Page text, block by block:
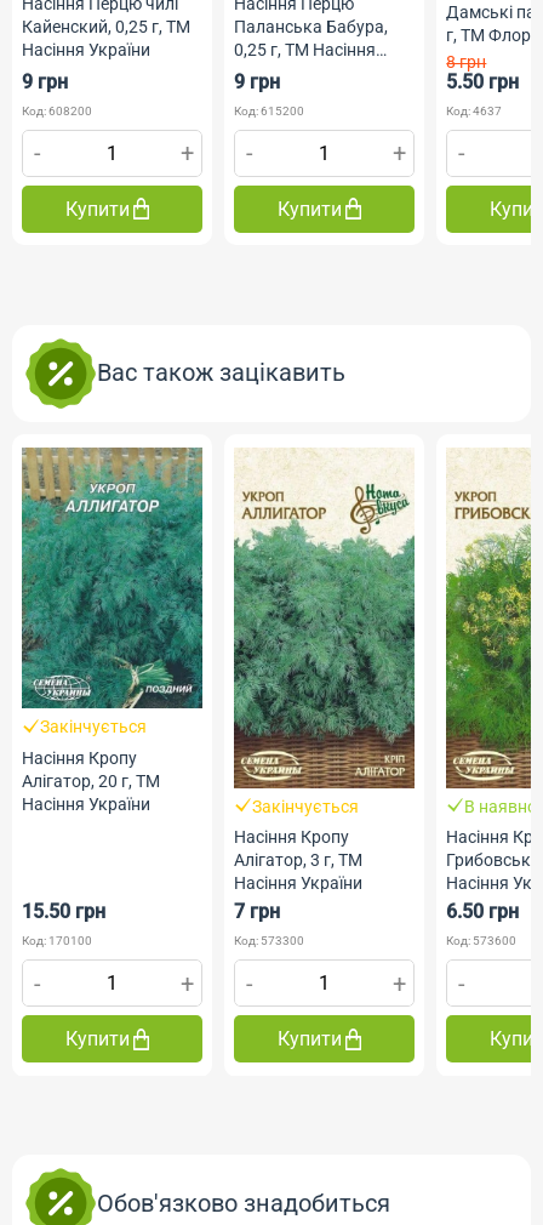
Кайенский, 0,25 г, ТМ
Насіння України
9 грн
Код: 608200
- +
Купити
Паланська Бабура,
0,25 г, ТМ Насіння
України
9 грн
Код: 615200
- +
Купити
Дамські
г, ТМ
8 грн
5.50 грн
Код: 4637
-
Вас також зацікавить
Закінчується
Насіння Кропу
Алігатор, 20 г, ТМ
Насіння України
15.50 грн
Код: 170100
- +
Купити
Закінчується
Насіння Кропу
Алігатор, 3 г, ТМ
Насіння України
7 грн
Код: 573300
- +
Купити
В
Насіння
Насіння
6.50 грн
Код: 573600
-
Обов'язково знадобиться